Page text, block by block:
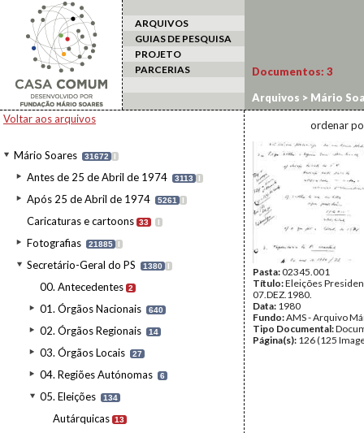
ARQUIVOS
GUIAS DE PESQUISA
PROJETO
PARCERIAS
Voltar aos arquivos
Mário Soares 31672 I
Antes de 25 de Abril de 1974 3113 I
Após 25 de Abril de 1974 5261 I
Caricaturas e cartoons 33 I
Fotografias 21885 I
Secretário-Geral do PS 1380 I
00. Antecedentes 2
01. Órgãos Nacionais 640
02. Órgãos Regionais 14
03. Órgãos Locais 27
04. Regiões Autónomas 6
05. Eleições 134
Autárquicas 13
Documentos: 3
Arquivos > Mário
ordenar
Pasta:02345.001
Título:Eleições
07.DEZ.1980.
Data: 1980
Fundo:AMS - Arquivo
Tipo Documental:
Página(s): 126 (125